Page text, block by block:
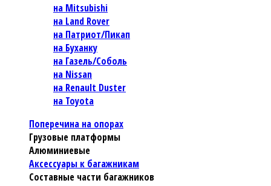
на Mitsubishi
на Land Rover
на Патриот/Пикап
на Буханку
на Газель/Соболь
на Nissan
на Renault Duster
на Toyota
Поперечина на опорах
Грузовые платформы
Алюминиевые
Аксессуары к багажникам
Составные части багажников